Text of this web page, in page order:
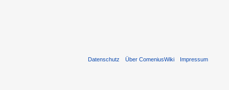
Datenschutz Über ComeniusWiki Impressum